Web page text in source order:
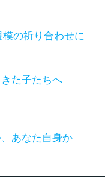
の祈り合わせに
た子たちへ
あなた自身か